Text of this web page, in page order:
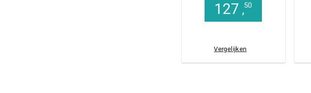
127 ,50
Vergelijken